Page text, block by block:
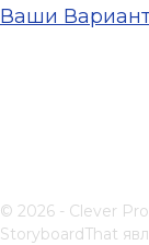
Ваши
© 2026 - Clever
StoryboardThat